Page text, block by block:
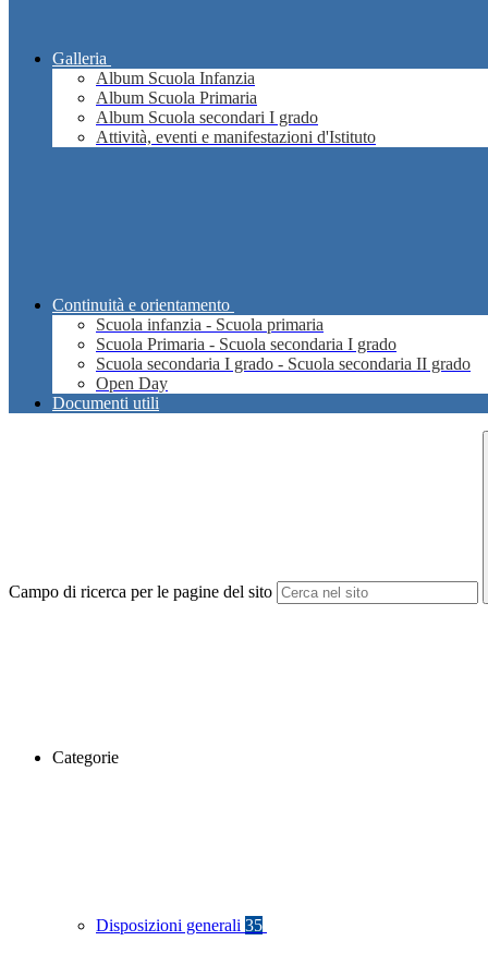
Galleria
Album Scuola Infanzia
Album Scuola Primaria
Album Scuola secondari I grado
Attività, eventi e manifestazioni d'Istituto
Continuità e orientamento
Scuola infanzia - Scuola primaria
Scuola Primaria - Scuola secondaria I grado
Scuola secondaria I grado - Scuola secondaria II grado
Open Day
Documenti utili
Campo di ricerca per le pagine del sito
Categorie
Disposizioni generali 35